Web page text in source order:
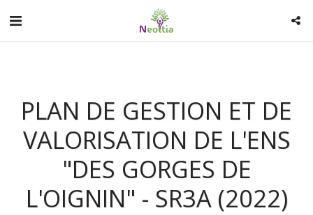
PLAN DE GESTION ET DE
VALORISATION DE L'ENS
"DES GORGES DE
L'OIGNIN" - SR3A (2022)